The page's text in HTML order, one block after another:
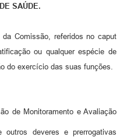
SAÚDE.
da Comissão, referidos no caput
ou qualquer espécie de
do exercício das suas funções.
de Monitoramento e Avaliação
deveres e prerrogativas